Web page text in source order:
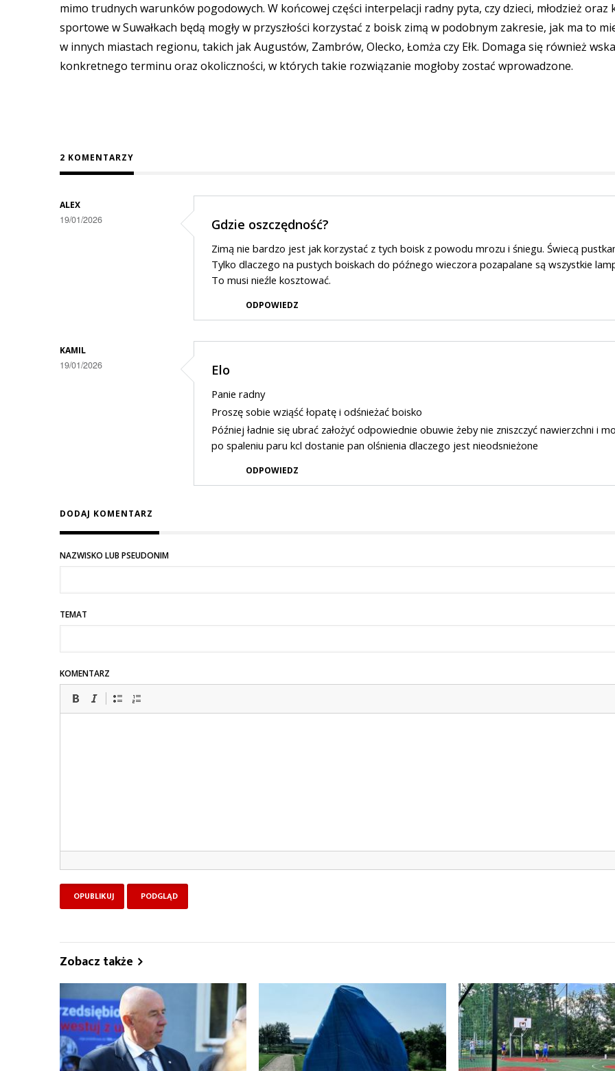
mimo trudnych warunków pogodowych. W końcowej części interpelacji radny pyta, czy dzieci, młodzież oraz
sportowe w Suwałkach będą mogły w przyszłości korzystać z boisk zimą w podobnym zakresie, jak ma to
w innych miastach regionu, takich jak Augustów, Zambrów, Olecko, Łomża czy Ełk. Domaga się również
konkretnego terminu oraz okoliczności, w których takie rozwiązanie mogłoby zostać wprowadzone.
2 KOMENTARZY
ALEX
19/01/2026 Gdzie oszczędność?
Zimą nie bardzo jest jak korzystać z tych boisk z powodu mrozu i śniegu. Świecą
Tylko dlaczego na pustych boiskach do późnego wieczora pozapalane są wszystkie
To musi nieźle kosztować.
ODPOWIEDZ
KAMIL
19/01/2026 Elo
Panie radny
Proszę sobie wziąść łopatę i odśnieżać boisko
Później ładnie się ubrać założyć odpowiednie obuwie żeby nie zniszczyć nawierzchni i
po spaleniu paru kcl dostanie pan olśnienia dlaczego jest nieodsnieżone
ODPOWIEDZ
DODAJ KOMENTARZ
NAZWISKO LUB PSEUDONIM
TEMAT
KOMENTARZ
Zobacz także